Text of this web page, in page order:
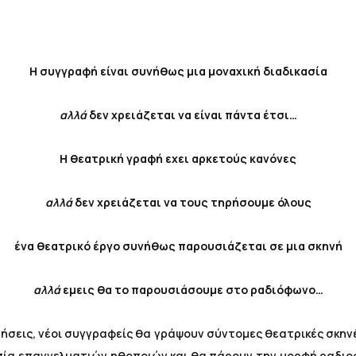
Η συγγραφή είναι συνήθως μια μοναχική διαδικασία
αλλάδεν χρειάζεται να είναι πάντα έτσι…
Η θεατρική γραφή εχει αρκετούς κανόνες
αλλάδεν χρειάζεται να τους τηρήσουμε όλους
ένα θεατρικό έργο συνήθως παρουσιάζεται σε μια σκηνή
αλλάεμεις θα το παρουσιάσουμε στο ραδιόφωνο…
νέοι συγγραφείς θα γράψουν σύντομες θεατρικές